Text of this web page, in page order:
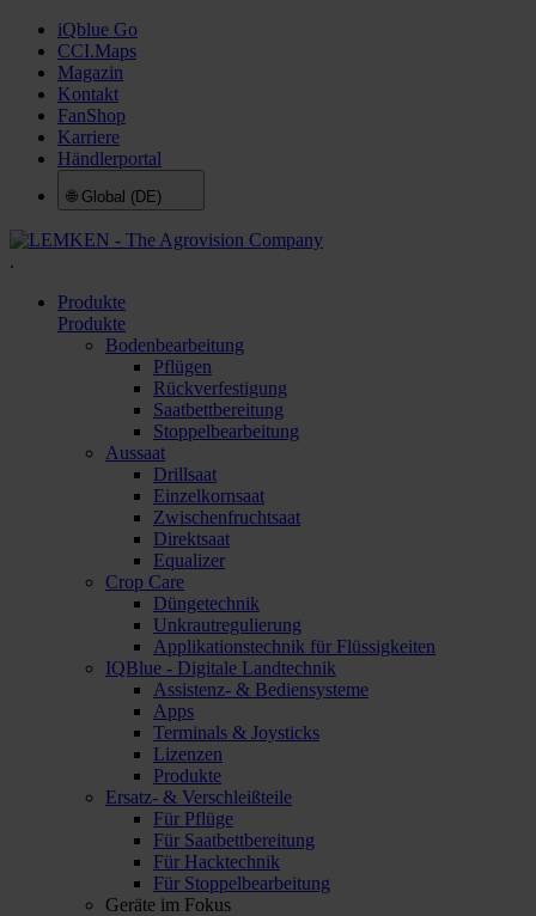
iQblue Go
CCI.Maps
Magazin
Kontakt
FanShop
Karriere
Händlerportal
🌐 Global (DE)
.
Produkte
Produkte
Bodenbearbeitung
Pflügen
Rückverfestigung
Saatbettbereitung
Stoppelbearbeitung
Aussaat
Drillsaat
Einzelkornsaat
Zwischenfruchtsaat
Direktsaat
Equalizer
Crop Care
Düngetechnik
Unkrautregulierung
Applikationstechnik für Flüssigkeiten
IQBlue - Digitale Landtechnik
Assistenz- & Bediensysteme
Apps
Terminals & Joysticks
Lizenzen
Produkte
Ersatz- & Verschleißteile
Für Pflüge
Für Saatbettbereitung
Für Hacktechnik
Für Stoppelbearbeitung
Geräte im Fokus